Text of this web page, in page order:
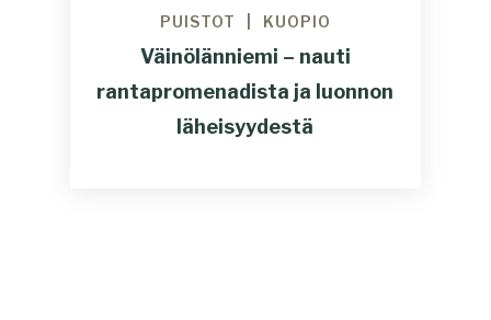
PUISTOT KUOPIO
Väinölänniemi – nauti
rantapromenadista ja luonnon
läheisyydestä